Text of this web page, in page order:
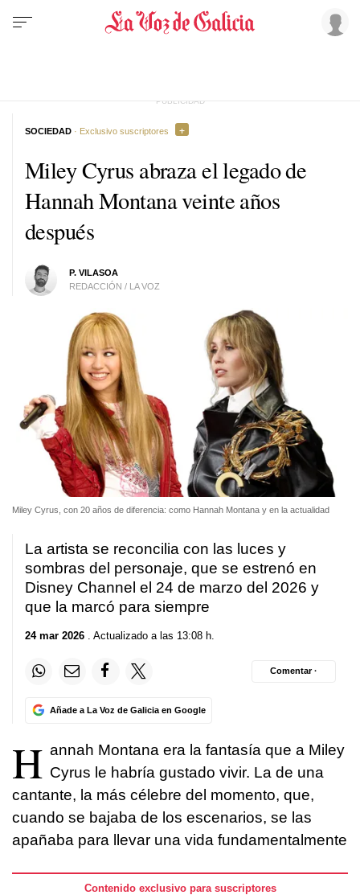
Miley Cyrus abraza el legado de
Hannah Montana veinte años
después
P. VILASOA
REDACCIÓN / LA VOZ
SOCIEDAD · Exclusivo suscriptores
Miley Cyrus, con 20 años de diferencia: como Hannah Montana y en la actualidad
La artista se reconcilia con las luces y
sombras del personaje, que se estrenó en
Disney Channel el 24 de marzo del 2026 y
que la marcó para siempre
24 mar 2026 . Actualizado a las 13:08 h.
Añade a La Voz de Galicia en Google
Comentar ·
H annah Montana era la fantasía que a Miley
Cyrus le habría gustado vivir. La de una
cantante, la más célebre del momento, que,
cuando se bajaba de los escenarios, se las
apañaba para llevar una vida fundamentalmente
Contenido exclusivo para suscriptores